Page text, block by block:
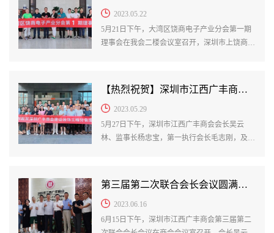
2023.05.22
5月21日下午，大湾区饶商电子产业分会第一期
理事会在我会二楼会议室召开，深圳市上饶商会
县电子产业相关企业家近20人参加，会议由分会
会长林元明主持。
【热烈祝贺】深圳市江西广丰商会建设装饰工程分会圆满成立
2023.05.29
5月27日下午，深圳市江西广丰商会会长吴云
林、监事长杨忠宝，第一执行会长毛志刚，及商
逸主持。
第三届第二次联合会长会议圆满召开
2023.06.16
6月15日下午，深圳市江西广丰商会第三届第二